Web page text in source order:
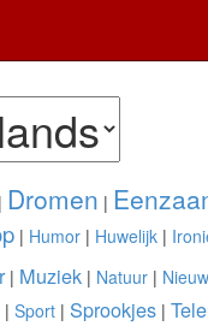
| Dromen |
| Humor| Huwelijk|
| Muziek| Natuur|
| Sport| Sprookjes|